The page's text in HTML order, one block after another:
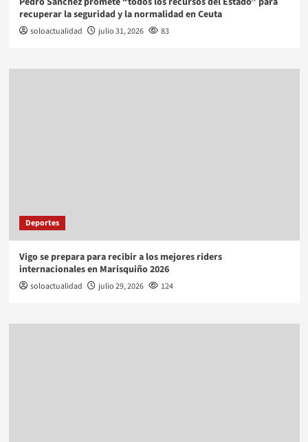
recuperar la seguridad y la normalidad en Ceuta
soloactualidad julio 31, 2026 83
Deportes
Vigo se prepara para recibir a los mejores riders
internacionales en Marisquiño 2026
soloactualidad julio 29, 2026 124